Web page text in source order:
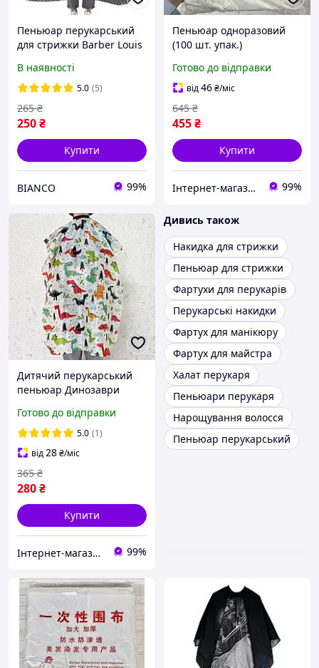
Пеньюар перукарський
для стрижки Barber Louis
Чорний
В наявності
5.0 (5)
250₴
265 ₴
Купити
BIANCO 99%
Пеньюар одноразовий
(100 шт. упак.)
Готово до відправки
від46₴/міс
455₴
645 ₴
Купити
Інтернет-магазин Star Beauty 99%
Дитячий перукарський
пеньюар Динозаври
Готово до відправки
5.0 (1)
від28₴/міс
280₴
365 ₴
Купити
Інтернет-магазин Star Beauty 99%
Дивись також
Накидка для стрижки
Пеньюар для стрижки
Фартухи для перукарів
Перукарські накидки
Фартух для манікюру
Фартух для майстра
Халат перукаря
Пеньюари перукаря
Нарощування волосся
Пеньюар перукарський